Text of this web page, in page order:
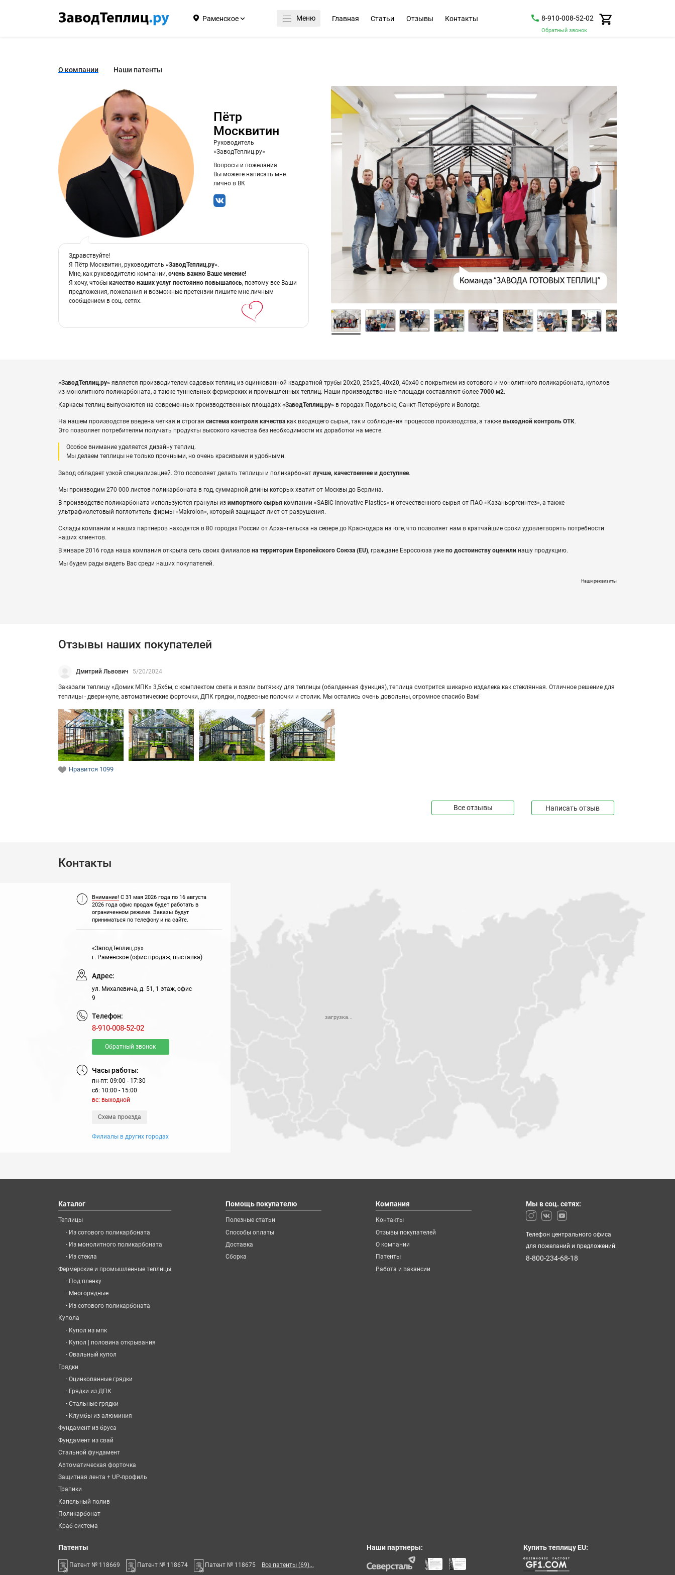
Раменское Меню Главная Статьи Отзывы Контакты 8-910-008-52-02
Обратный звонок
О компании Наши патенты
Пётр
Москвитин
Руководитель
«ЗаводТеплиц.ру»
Вопросы и пожелания
Вы можете написать мне
лично в ВК
Здравствуйте!
Я Пётр Москвитин, руководитель«ЗаводТеплиц.ру».
Мне, как руководителю компании,очень важно Ваше мнение!
Я хочу, чтобыкачество наших услуг постоянно повышалось, поэтому все Ваши
предложения, пожелания и возможные претензии пишите мне личным
сообщением в соц. сетях.
«ЗаводТеплиц.ру»является производителем садовых теплиц из оцинкованной квадратной трубы 20x20, 25x25, 40x20, 40х40 с покрытием из сотового и монолитного поликарбоната, куполов
из монолитного поликарбоната, а также туннельных фермерских и промышленных теплиц. Наши производственные площади составляют более 7000 м2.
Каркасы теплиц выпускаются на современных производственных площадях «ЗаводТеплиц.ру»в городах Подольске, Санкт-Петербурге и Вологде.
На нашем производстве введена четкая и строгая система контроля качествакак входящего сырья, так и соблюдения процессов производства, а также выходной контроль ОТК.
Это позволяет потребителям получать продукты высокого качества без необходимости их доработки на месте.
Особое внимание уделяется дизайну теплиц.
Мы делаем теплицы не только прочными, но очень красивыми и удобными.
Завод обладает узкой специализацией. Это позволяет делать теплицы и поликарбонат лучше, качественнее и доступнее.
Мы производим 270 000 листов поликарбоната в год, суммарной длины которых хватит от Москвы до Берлина.
В производстве поликарбоната используются гранулы из импортного сырья компании «SABIC Innovative Plastics» и отечественного сырья от ПАО «Казаньоргсинтез», а также
ультрафиолетовый поглотитель фирмы «Makrolon», который защищает лист от разрушения.
Склады компании и наших партнеров находятся в 80 городах России от Архангельска на севере до Краснодара на юге, что позволяет нам в кратчайшие сроки удовлетворять потребности
наших клиентов.
В январе 2016 года наша компания открыла сеть своих филиалов на территории Европейского Союза (EU), граждане Евросоюза уже по достоинству оценилинашу продукцию.
Мы будем рады видеть Вас среди наших покупателей.
Наши реквизиты
Отзывы наших покупателей
Дмитрий Львович 5/20/2024
За­ка­за­ли теп­ли­цу «Домик МПК» 3,5х6м, с ком­плек­том света и взяли вы­тяж­ку для теп­ли­цы (обал­ден­ная функ­ция), теп­ли­ца смот­рит­ся ши­кар­но из­да­ле­ка как стек­лян­ная. От­лич­ное ре­ше­ние для
теп­ли­цы - двери-​купе, ав­то­ма­ти­че­ские фор­точ­ки, ДПК гряд­ки, под­вес­ные по­лоч­ки и сто­лик. Мы оста­лись очень до­воль­ны, огром­ное спа­си­бо Вам!
Нравится 1099
Написать отзыв
Все отзывы
Контакты
Внимание! С 31 мая 2026 года по 16 августа
2026 года офис продаж будет работать в
ограниченном режиме. Заказы будут
приниматься по телефону и на сайте.
«ЗаводТеплиц.ру»
г. Раменское (офис продаж, выставка)
Адрес:
ул. Михалевича, д. 51, 1 этаж, офис
9
Телефон:
8-910-008-52-02
Обратный звонок
Часы работы:
пн-пт: 09:00 - 17:30
сб: 10:00 - 15:00
вс: выходной
Схема проезда
Филиалы в других городах
загрузка...
Мы в соц. сетях:
Телефон центрального офиса
для пожеланий и предложений:
8-800-234-68-18
Каталог
Теплицы
- Из сотового поликарбоната
- Из монолитного поликарбоната
- Из стекла
Фермерские и промышленные теплицы
- Под пленку
- Многорядные
- Из сотового поликарбоната
Купола
- Купол из мпк
- Купол | половина открывания
-Овальный купол
Грядки
-Оцинкованные грядки
- Грядки из ДПК
-Стальные грядки
- Клумбы из алюминия
Фундамент из бруса
Фундамент из свай
Стальной фундамент
Автоматическая форточка
Защитная лента + UP-профиль
Трапики
Капельный полив
Поликарбонат
Краб-система
Помощь покупателю
Полезные статьи
Способы оплаты
Доставка
Сборка
Компания
Контакты
Отзывы покупателей
О компании
Патенты
Работа и вакансии
Патенты
Патент № 118669 Патент № 118674 Патент № 118675 Все патенты (69)...
Наши партнеры: Купить теплицу EU: